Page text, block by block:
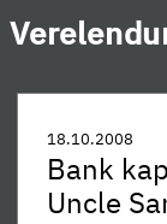
18.10.2008
Bank
Uncle